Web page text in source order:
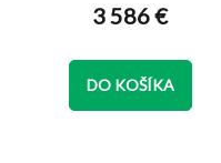
je
5
hviezdičiek.
3 586 €
DO KOŠÍKA